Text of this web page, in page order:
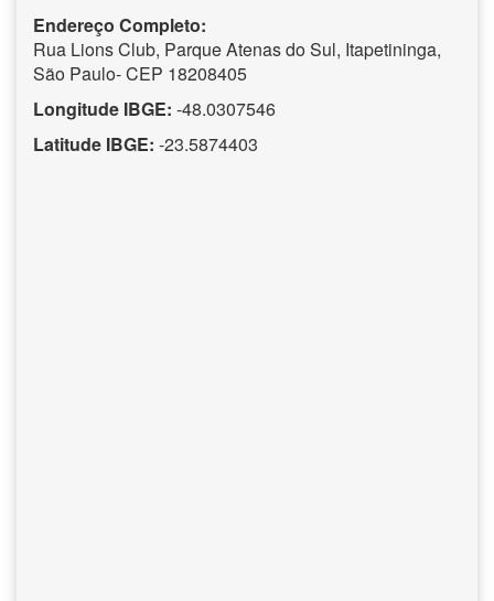
Endereço Completo:
Rua Lions Club, Parque Atenas do Sul, Itapetininga,
São Paulo- CEP 18208405
Longitude IBGE: -48.0307546
Latitude IBGE: -23.5874403